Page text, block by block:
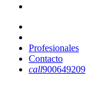
Profesionales
Contacto
call900649209